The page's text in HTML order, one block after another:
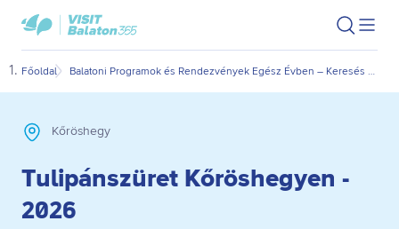
Ugrás
fő
Ugrás
oldal
VisitBalaton365
kezdőlap
Keresés
Főoldal Balatoni Programok és Rendezvények Egész Évben – Keresés Dátum és Kategória Szerint
Kőröshegy
Tulipánszüret Kőröshegyen -
2026